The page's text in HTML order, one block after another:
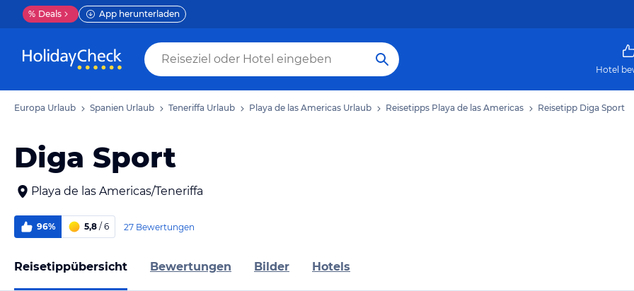
% Deals App herunterladen
Hotel
Europa Urlaub Spanien Urlaub Teneriffa Urlaub Playa de las Americas Urlaub Reisetipps Playa de las Americas Reisetipp Diga Sport
Diga Sport
Playa de las Americas/Teneriffa
96% 5,8 / 6 27 Bewertungen
Reisetippübersicht Bewertungen Bilder Hotels